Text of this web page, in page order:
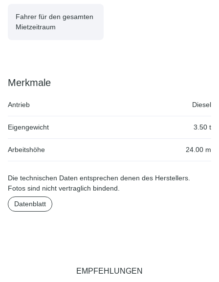
Fahrer für den gesamten
Mietzeitraum
Merkmale
Antrieb Diesel
Eigengewicht 3.50 t
Arbeitshöhe 24.00 m
Die technischen Daten entsprechen denen des Herstellers.
Fotos sind nicht vertraglich bindend.
Datenblatt
EMPFEHLUNGEN